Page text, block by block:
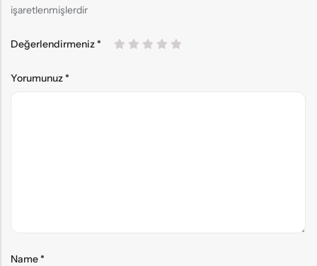
işaretlenmişlerdir
Değerlendirmeniz*
Yorumunuz*
Name*